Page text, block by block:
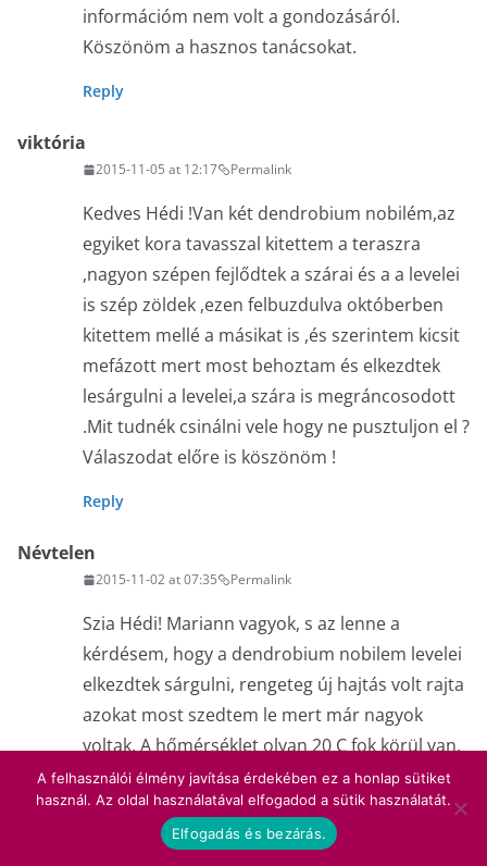
információm nem volt a gondozásáról.
Köszönöm a hasznos tanácsokat.
Reply
viktória
2015-11-05 at 12:17 Permalink
Kedves Hédi !Van két dendrobium nobilém,az
egyiket kora tavasszal kitettem a teraszra
,nagyon szépen fejlődtek a szárai és a a levelei
is szép zöldek ,ezen felbuzdulva októberben
kitettem mellé a másikat is ,és szerintem kicsit
mefázott mert most behoztam és elkezdtek
lesárgulni a levelei,a szára is megráncosodott
.Mit tudnék csinálni vele hogy ne pusztuljon el ?
Válaszodat előre is köszönöm !
Reply
Névtelen
2015-11-02 at 07:35 Permalink
Szia Hédi! Mariann vagyok, s az lenne a
kérdésem, hogy a dendrobium nobilem levelei
elkezdtek sárgulni, rengeteg új hajtás volt rajta
azokat most szedtem le mert már nagyok
voltak. A hőmérséklet olyan 20 C fok körül van,
a reggeli nap éri. Vízben nem áll. Így nem
igazán tudom mi lehet a baja. Segítségedet
előre is köszönöm!
A felhasználói élmény javítása érdekében ez a honlap sütiket
használ. Az oldal használatával elfogadod a sütik használatát.
Elfogadás és bezárás.